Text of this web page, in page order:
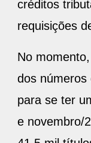
créditos
requisições
No
dos números
para se ter
e novembro/